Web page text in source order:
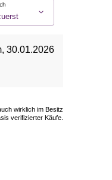
, 30.01.2026
wirklich im Besitz
verifizierter Käufe.